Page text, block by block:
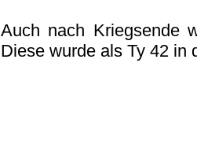
Auch nach Kriegsende
Diese wurde als Ty 42 in